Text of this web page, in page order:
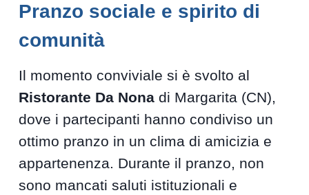
Pranzo sociale e spirito di
comunità
Il momento conviviale si è svolto al
Ristorante Da Nona di Margarita (CN),
dove i partecipanti hanno condiviso un
ottimo pranzo in un clima di amicizia e
appartenenza. Durante il pranzo, non
sono mancati saluti istituzionali e